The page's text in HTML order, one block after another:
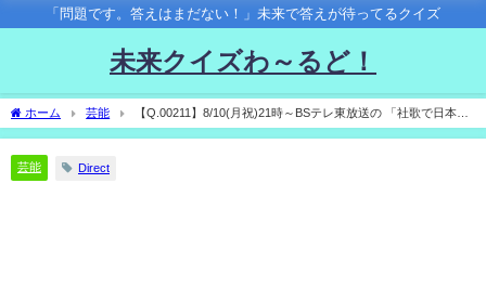
「問題です。答えはまだない！」未来で答えが待ってるクイズ
未来クイズわ～るど！
ホーム 芸能
【Q.00211】8/10(月祝)21時～BSテレ東放送の 「社歌で日本を
元気に！シャカリズム」。 番組本編で最初に社歌が紹介される企業は？
芸能 Direct